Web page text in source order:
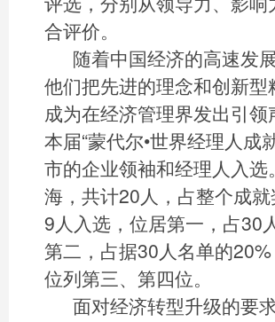
合评价。
随着中国经济的高速发
他们把先进的理念和创新
成为在经济管理界发出引
本届“蒙代尔•世界经理人成
市的企业领袖和经理人入
海，共计20人，占整个成
9人入选，位居第一，占30
第二，占据30人名单的
位列第三、第四位。
面对经济转型升级的要